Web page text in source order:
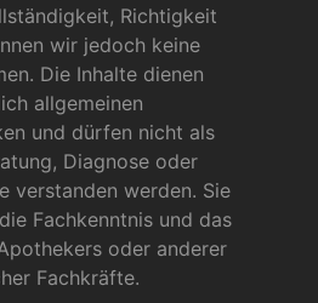
Richtigkeit
wir jedoch keine
Die Inhalte dienen
allgemeinen
und dürfen nicht als
Diagnose oder
verstanden werden. Sie
Fachkenntnis und das
oder anderer
Fachkräfte.